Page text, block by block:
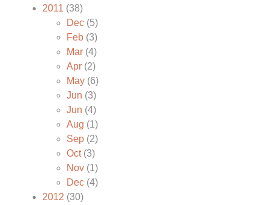
2011 (38)
Dec(5)
Feb(3)
Mar(4)
Apr(2)
May(6)
Jun (3)
Jun (4)
Aug (1)
Sep(2)
Oct(3)
Nov(1)
Dec(4)
2012 (30)